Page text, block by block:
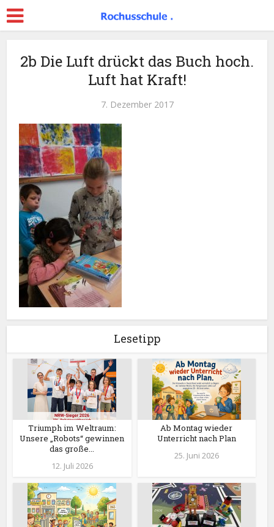
2b Die Luft drückt das Buch hoch.
Luft hat Kraft!
7. Dezember 2017
Lesetipp
Triumph im Weltraum:
Unsere „Robots“ gewinnen
das große...
12. Juli 2026
Ab Montag wieder
Unterricht nach Plan
25. Juni 2026